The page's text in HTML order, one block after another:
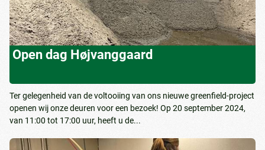
Open dag Højvanggaard
Ter gelegenheid van de voltooiing van ons nieuwe greenfield-project
openen wij onze deuren voor een bezoek! Op 20 september 2024,
van 11:00 tot 17:00 uur, heeft u de...